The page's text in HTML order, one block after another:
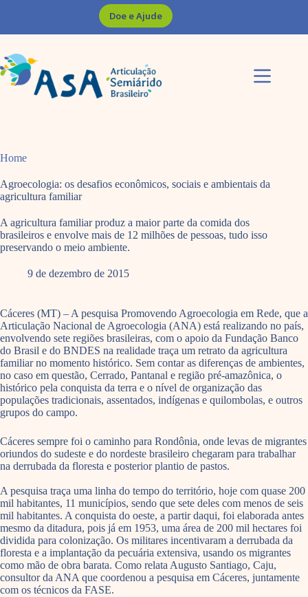
Doe e Ajude
Home
Agroecologia: os desafios econômicos, sociais e ambientais da
agricultura familiar
A agricultura familiar produz a maior parte da comida dos
brasileiros e envolve mais de 12 milhões de pessoas, tudo isso
preservando o meio ambiente.
9 de dezembro de 2015
Cáceres (MT) – A pesquisa Promovendo Agroecologia em Rede, que a
Articulação Nacional de Agroecologia (ANA) está realizando no país,
envolvendo sete regiões brasileiras, com o apoio da Fundação Banco
do Brasil e do BNDES na realidade traça um retrato da agricultura
familiar no momento histórico. Sem contar as diferenças de ambientes,
no caso em questão, Cerrado, Pantanal e região pré-amazônica, o
histórico pela conquista da terra e o nível de organização das
populações tradicionais, assentados, indígenas e quilombolas, e outros
grupos do campo.
Cáceres sempre foi o caminho para Rondônia, onde levas de migrantes
oriundos do sudeste e do nordeste brasileiro chegaram para trabalhar
na derrubada da floresta e posterior plantio de pastos.
A pesquisa traça uma linha do tempo do território, hoje com quase 200
mil habitantes, 11 municípios, sendo que sete deles com menos de seis
mil habitantes. A conquista do oeste, a partir daqui, foi elaborada antes
mesmo da ditadura, pois já em 1953, uma área de 200 mil hectares foi
dividida para colonização. Os militares incentivaram a derrubada da
floresta e a implantação da pecuária extensiva, usando os migrantes
como mão de obra barata. Como relata Augusto Santiago, Caju,
consultor da ANA que coordenou a pesquisa em Cáceres, juntamente
com os técnicos da FASE.